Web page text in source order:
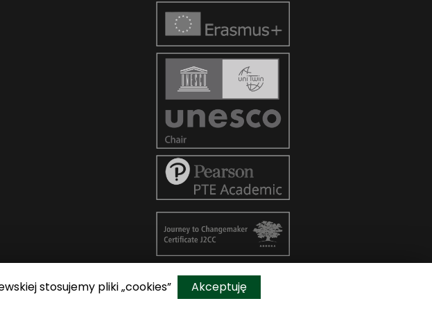
stosujemy pliki „cookies” Akceptuję